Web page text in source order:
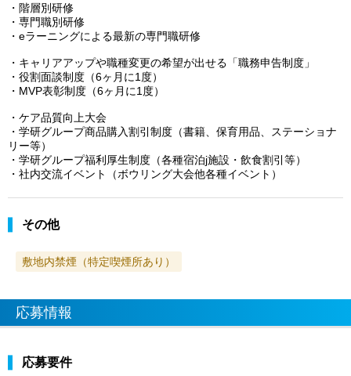
・階層別研修
・専門職別研修
・eラーニングによる最新の専門職研修
・キャリアアップや職種変更の希望が出せる「職務申告制度」
・役割面談制度（6ヶ月に1度）
・MVP表彰制度（6ヶ月に1度）
・ケア品質向上大会
・学研グループ商品購入割引制度（書籍、保育用品、ステーショナ
リー等）
・学研グループ福利厚生制度（各種宿泊j施設・飲食割引等）
・社内交流イベント（ボウリング大会他各種イベント）
その他
敷地内禁煙（特定喫煙所あり）
応募情報
応募要件